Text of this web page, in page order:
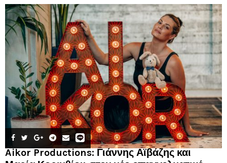
Aikor Productions: Γιάννης Αϊβάζης και